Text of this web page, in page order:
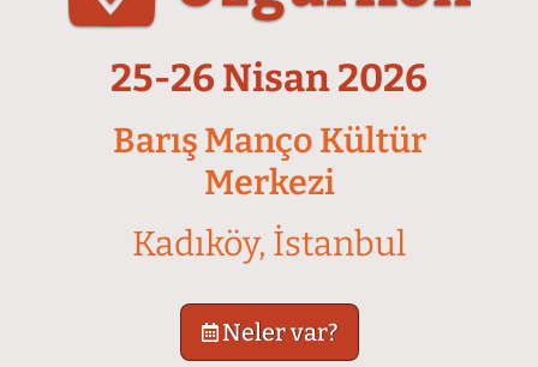
25-26 Nisan 2026
Barış Manço Kültür
Merkezi
Kadıköy, İstanbul
Neler var?